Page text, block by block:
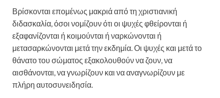
Βρίσκονται επομένως μακριά από τη χριστιανική
διδασκαλία, όσοι νομίζουν ότι οι ψυχές φθείρονται ή
εξαφανίζονται ή κοιμούνται ή ναρκώνονται ή
μετασαρκώνονται μετά την εκδημία. Οι ψυχές και μετά το
θάνατο του σώματος εξακολουθούν να ζουν, να
αισθάνονται, να γνωρίζουν και να αναγνωρίζουν με
πλήρη αυτοσυνειδησία.